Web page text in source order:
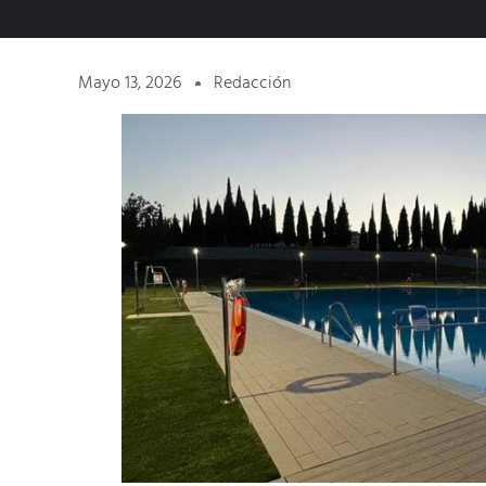
Mayo 13, 2026 Redacción